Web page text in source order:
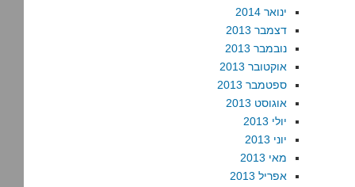
ינואר 2014
דצמבר 2013
נובמבר 2013
אוקטובר 2013
ספטמבר 2013
אוגוסט 2013
יולי 2013
יוני 2013
מאי 2013
אפריל 2013